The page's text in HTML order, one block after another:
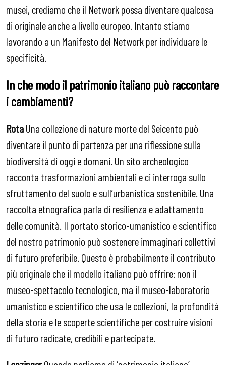
musei, crediamo che il Network possa diventare qualcosa
di originale anche a livello europeo. Intanto stiamo
lavorando a un Manifesto del Network per individuare le
specificità.
In che modo il patrimonio italiano può raccontare
i cambiamenti?
RotaUna collezione di nature morte del Seicento può
diventare il punto di partenza per una riflessione sulla
biodiversità di oggi e domani. Un sito archeologico
racconta trasformazioni ambientali e ci interroga sullo
sfruttamento del suolo e sull’urbanistica sostenibile. Una
raccolta etnografica parla di resilienza e adattamento
delle comunità. Il portato storico-umanistico e scientifico
del nostro patrimonio può sostenere immaginari collettivi
di futuro preferibile. Questo è probabilmente il contributo
più originale che il modello italiano può offrire: non il
museo-spettacolo tecnologico, ma il museo-laboratorio
umanistico e scientifico che usa le collezioni, la profondità
della storia e le scoperte scientifiche per costruire visioni
di futuro radicate, credibili e partecipate.